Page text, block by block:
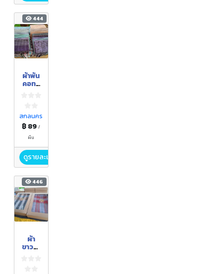
444
ผ้าพัน
คอทอ
สกลนคร
฿ 89/
ผืน
ดูรายละเอียด
446
ผ้า
ขาวม้า